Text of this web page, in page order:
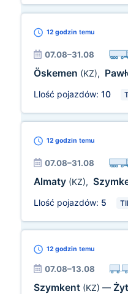
12 godzin temu
07.08–31.08
Öskemen (KZ),
Llość pojazdów: 10
12 godzin temu
07.08–31.08
Almaty (KZ),
Llość pojazdów: 5
12 godzin temu
07.08–13.08
Szymkent (KZ) —